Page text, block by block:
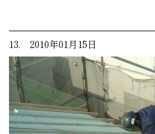
13. 2010年01月15日